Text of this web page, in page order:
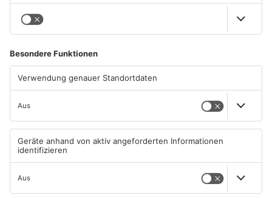
06.08.2026, 15:42 UHR IN MAIN-
KINZIG-KREIS